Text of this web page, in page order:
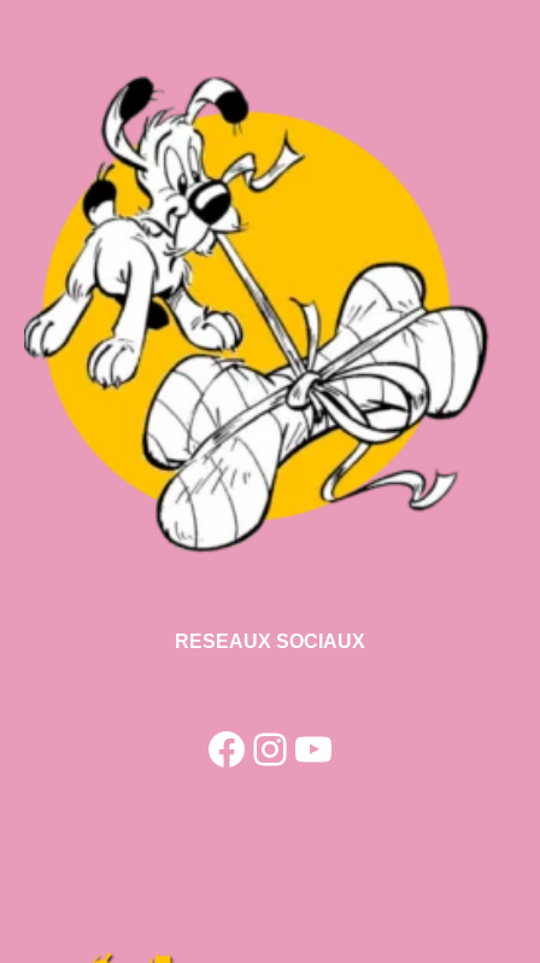
RESEAUX SOCIAUX
Facebook
Instagram
YouTube